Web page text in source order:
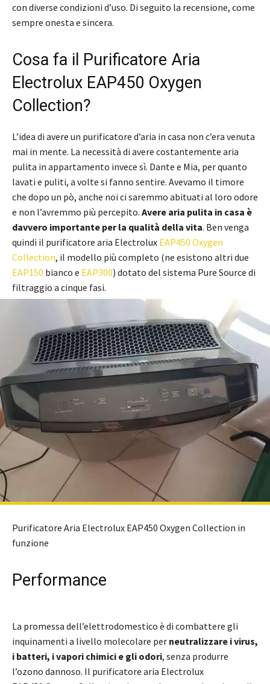
con diverse condizioni d’uso. Di seguito la recensione, come
sempre onesta e sincera.
Cosa fa il Purificatore Aria
Electrolux EAP450 Oxygen
Collection?
L’idea di avere un purificatore d’aria in casa non c’era venuta
mai in mente. La necessità di avere costantemente aria
pulita in appartamento invece sì. Dante e Mia, per quanto
lavati e puliti, a volte si fanno sentire. Avevamo il timore
che dopo un pò, anche noi ci saremmo abituati al loro odore
e non l’avremmo più percepito. Avere aria pulita in casa è
davvero importante per la qualità della vita. Ben venga
quindi il purificatore aria Electrolux EAP450 Oxygen
Collection, il modello più completo (ne esistono altri due
EAP150 bianco e EAP300) dotato del sistema Pure Source di
filtraggio a cinque fasi.
Purificatore Aria Electrolux EAP450 Oxygen Collection in
funzione
Performance
La promessa dell’elettrodomestico è di combattere gli
inquinamenti a livello molecolare per neutralizzare i virus,
i batteri, i vapori chimici e gli odori, senza produrre
l’ozono dannoso. Il purificatore aria Electrolux